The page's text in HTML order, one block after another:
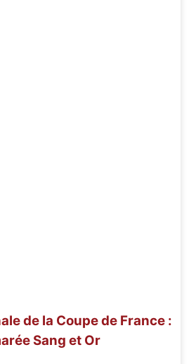
de la Coupe de France :
Sang et Or